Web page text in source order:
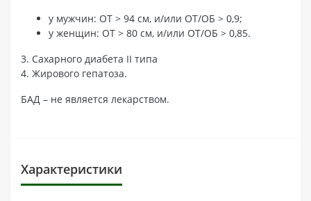
у мужчин: ОТ > 94 см, и/или ОТ/ОБ > 0,9;
у женщин: ОТ > 80 см, и/или ОТ/ОБ > 0,85.
3. Сахарного диабета II типа
4. Жирового гепатоза.
БАД – не является лекарством.
Характеристики